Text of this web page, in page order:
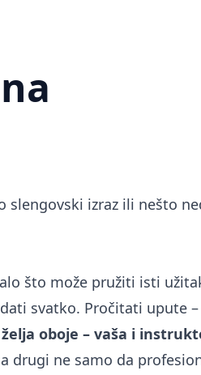
slengovski izraz ili nešto
što može pružiti isti
svatko. Pročitati upute
oboje – vaša i
drugi ne samo da